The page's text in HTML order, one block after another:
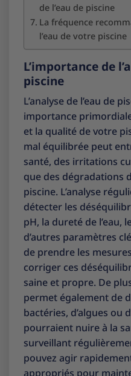
de l’eau de piscine
La fréquence
l’eau de votre piscine
L’importance de
piscine
L’analyse de l’eau de
importance
et la qualité de votre
mal équilibrée peut
santé, des irritations
que des dégradations
piscine. L’analyse
détecter les
pH, la dureté de l’eau,
d’autres paramètres
de prendre les
corriger ces
saine et propre. De
permet également de
bactéries, d’algues ou
pourraient nuire à la
surveillant
pouvez agir
appropriés pour